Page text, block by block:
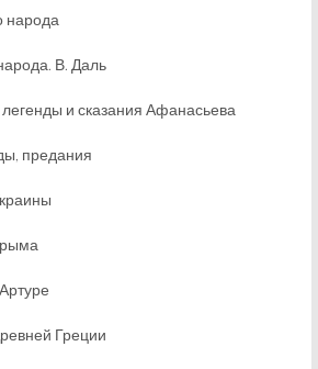
народа
В. Даль
и сказания Афанасьева
предания
Греции